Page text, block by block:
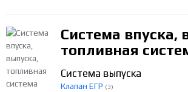
Система впуска,
топливная
Система выпуска
Клапан ЕГР (3)